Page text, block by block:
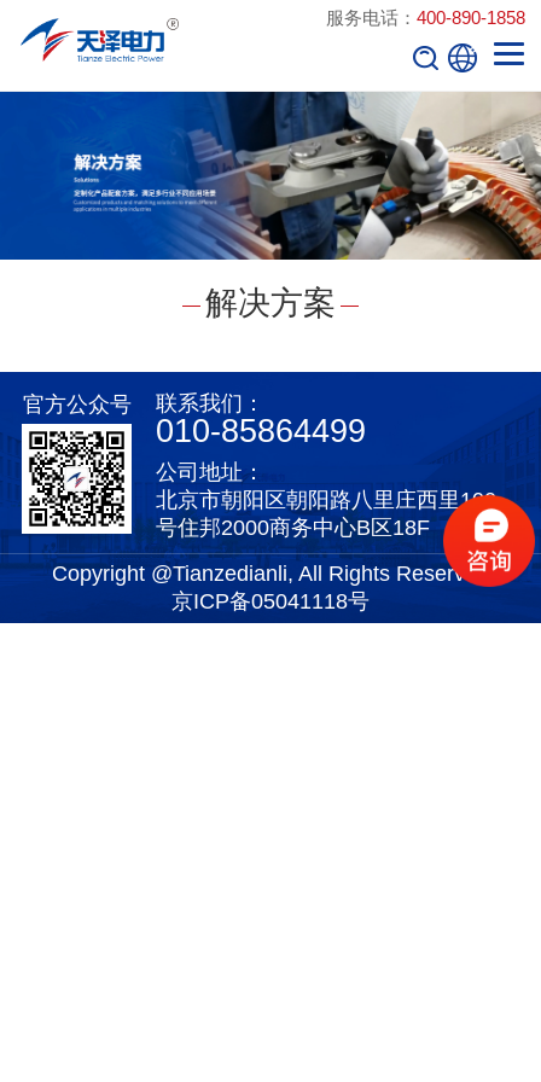
服务电话： 400-890-1858
解决方案
官方公众号 联系我们：
010-85864499
公司地址：
北京市朝阳区朝阳路八里庄西里100
号住邦2000商务中心B区18F
Copyright @Tianzedianli, All Rights Reserved
京ICP备05041118号